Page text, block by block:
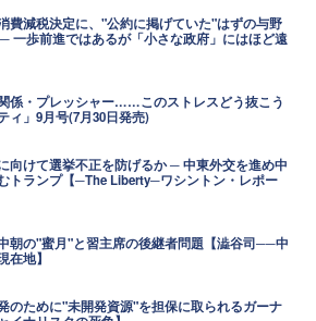
費減税決定に、"公約に掲げていた"はずの与野
一歩前進ではあるが「小さな政府」にはほど遠
係・プレッシャー……このストレスどう抜こう
ィ」9月号(7月30日発売)
向けて選挙不正を防げるか ─ 中東外交を進め中
トランプ【─The Liberty─ワシントン・レポー
朝の"蜜月"と習主席の後継者問題【澁谷司──中
在地】
のために"未開発資源"を担保に取られるガーナ